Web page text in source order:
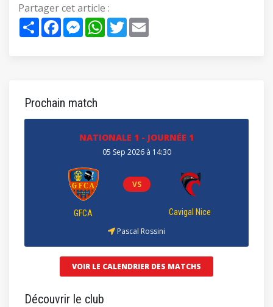
Partager cet article :
ShareFacebookMessenger
WhatsApp
Twitter
Prochain match
NATIONALE 1 - JOURNÉE 1
05 Sep 2026 à 14:30
GFCA
VS
Cavigal Nice
Pascal Rossini
VOIR LE CALENDRIER DES MATCHS
Découvrir le club